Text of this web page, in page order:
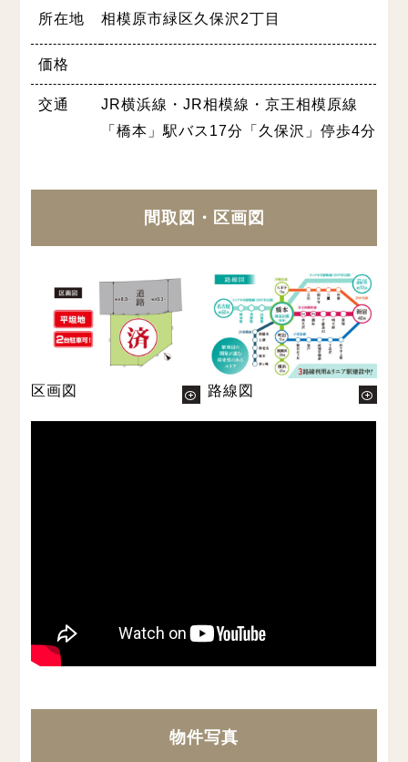
所在地 相模原市緑区久保沢2丁目
価格
交通
JR横浜線・JR相模線・京王相模原線
「橋本」駅バス17分「久保沢」停歩4分
間取図・区画図
区画図 路線図
物件写真